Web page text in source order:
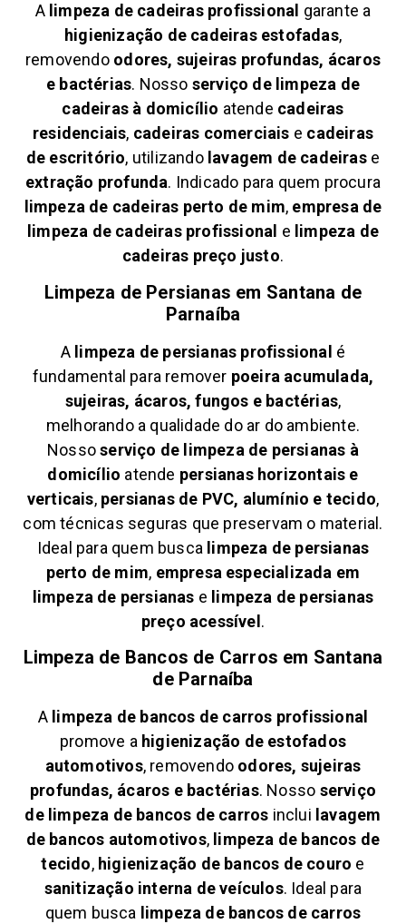
A limpeza de cadeiras profissional garante a
higienização de cadeiras estofadas,
removendoodores, sujeiras profundas, ácaros
e bactérias. Nosso serviço de limpeza de
cadeiras à domicílio atende cadeiras
residenciais, cadeiras comerciais e cadeiras
de escritório, utilizando lavagem de cadeirase
extração profunda. Indicado para quem procura
limpeza de cadeiras perto de mim, empresa de
limpeza de cadeiras profissional e limpeza de
cadeiras preço justo.
Limpeza de Persianas em Santana de
Parnaíba
A limpeza de persianas profissional é
fundamental para remover poeira acumulada,
sujeiras, ácaros, fungos e bactérias,
melhorando a qualidade do ar do ambiente.
Nossoserviço de limpeza de persianas à
domicílio atende persianas horizontais e
verticais, persianas de PVC, alumínio e tecido,
com técnicas seguras que preservam o material.
Ideal para quem busca limpeza de persianas
perto de mim, empresa especializada em
limpeza de persianas e limpeza de persianas
preço acessível.
Limpeza de Bancos de Carros em Santana
de Parnaíba
A limpeza de bancos de carros profissional
promove a higienização de estofados
automotivos, removendo odores, sujeiras
profundas, ácaros e bactérias. Nosso serviço
de limpeza de bancos de carros inclui lavagem
de bancos automotivos, limpeza de bancos de
tecido, higienização de bancos de couro e
sanitização interna de veículos. Ideal para
quem busca limpeza de bancos de carros